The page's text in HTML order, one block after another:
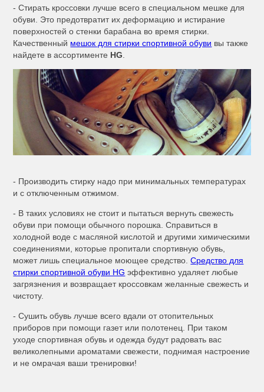
- Стирать кроссовки лучше всего в специальном мешке для
обуви. Это предотвратит их деформацию и истирание
поверхностей о стенки барабана во время стирки.
Качественный мешок для стирки спортивной обуви вы также
найдете в ассортименте HG.
- Производить стирку надо при минимальных температурах
и с отключенным отжимом.
- В таких условиях не стоит и пытаться вернуть свежесть
обуви при помощи обычного порошка. Справиться в
холодной воде с масляной кислотой и другими химическими
соединениями, которые пропитали спортивную обувь,
может лишь специальное моющее средство.Средство для
стирки спортивной обуви HG эффективно удаляет любые
загрязнения и возвращает кроссовкам желанные свежесть и
чистоту.
- Сушить обувь лучше всего вдали от отопительных
приборов при помощи газет или полотенец. При таком
уходе спортивная обувь и одежда будут радовать вас
великолепными ароматами свежести, поднимая настроение
и не омрачая ваши тренировки!